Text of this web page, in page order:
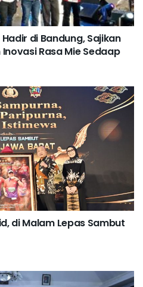
di Bandung, Sajikan
Rasa Mie Sedaap
di Malam Lepas Sambut